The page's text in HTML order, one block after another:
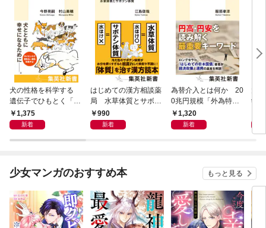
犬の性格を科学する
遺伝子でひもとく「最
良の友」の進化
1,375
新着
はじめての漢方相談薬
局 水草体質とサボテ
ン体質
990
新着
為替介入とは何か 20
0兆円規模「外為特
会」が生まれた謎
1,320
新着
学
少女マンガのおすすめ本 もっと見る